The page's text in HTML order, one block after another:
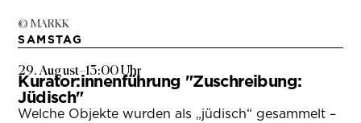
© MARKK
SAMSTAG
29. August–13:00 Uhr
Kurator:innenführung "Zuschreibung:
Jüdisch"
Welche Objekte wurden als „jüdisch“ gesammelt –